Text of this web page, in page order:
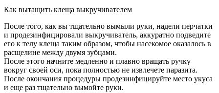
Как вытащить клеща выкручивателем
После того, как вы тщательно вымыли руки, надели перчатки
и продезинфицировали выкручиватель, аккуратно подведите
его к телу клеща таким образом, чтобы насекомое оказалось в
расщелине между двумя зубцами.
После этого начните медленно и плавно вращать ручку
вокруг своей оси, пока полностью не извлечете паразита.
После окончания процедуры продезинфицируйте место укуса
и еще раз тщательно вымойте руки.